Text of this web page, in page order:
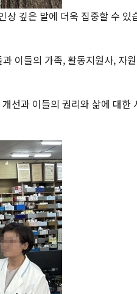
깊은 말에 더욱 집중할 수 있
이들의 가족, 활동지원사, 자
선과 이들의 권리와 삶에 대한